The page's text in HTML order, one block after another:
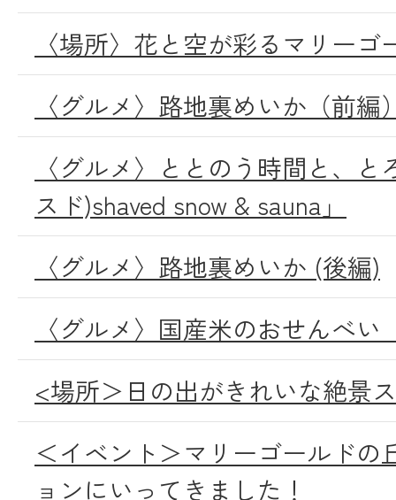
〈場所〉花と空が彩るマリー
〈グルメ〉路地裏めいか（前編
〈グルメ〉ととのう時間と、
スド)shaved snow & sauna」
〈グルメ〉路地裏めいか (後編)
〈グルメ〉国産米のおせんべい
<場所＞日の出がきれいな絶景
＜イベント＞マリーゴールドの
ョンにいってきました！